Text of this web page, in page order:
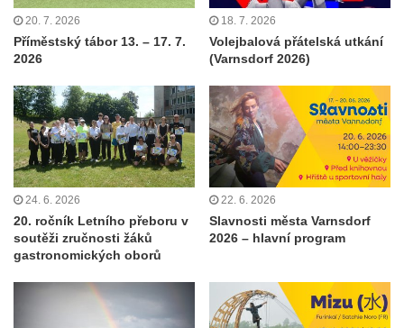
20. 7. 2026
Příměstský tábor 13. – 17. 7.
2026
18. 7. 2026
Volejbalová přátelská utkání
(Varnsdorf 2026)
24. 6. 2026
20. ročník Letního přeboru v
soutěži zručnosti žáků
gastronomických oborů
22. 6. 2026
Slavnosti města Varnsdorf
2026 – hlavní program